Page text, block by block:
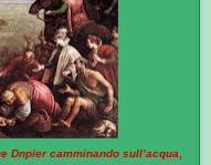
Dnpier camminando sull’acqua